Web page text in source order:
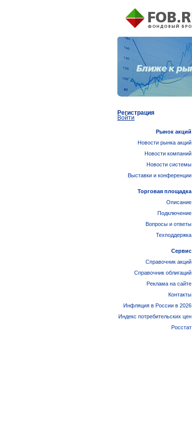
Регистрация
Войти
Рынок акций
Новости рынка акций
Новости компаний
Новости системы
Выставки и конференции
Торговая площадка
Описание
Подключение
Вопросы и ответы
Техподдержка
Сервис
Справочник акций
Справочник облигаций
Реклама на сайте
Контакты
Инфляция в России в 2026
Индекс потребительских цен
Росстат